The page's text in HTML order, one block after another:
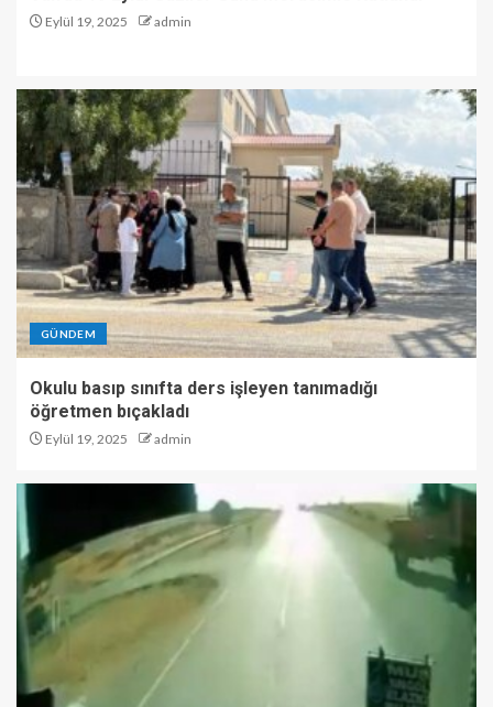
Eylül 19, 2025 admin
GÜNDEM
Okulu basıp sınıfta ders işleyen tanımadığı
öğretmen bıçakladı
Eylül 19, 2025 admin